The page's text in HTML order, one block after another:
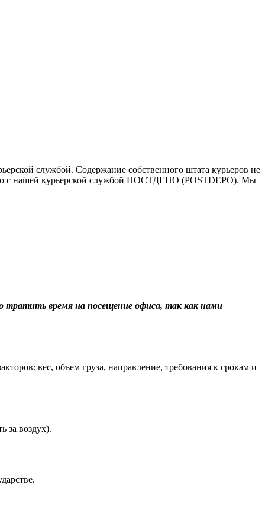
службой. Содержание собственного штата курьеров не
с нашей курьерской службой ПОСТДЕПО (POSTDEPO). Мы
время на посещение офиса, так как нами
вес, объем груза, направление, требования к срокам и
за воздух).